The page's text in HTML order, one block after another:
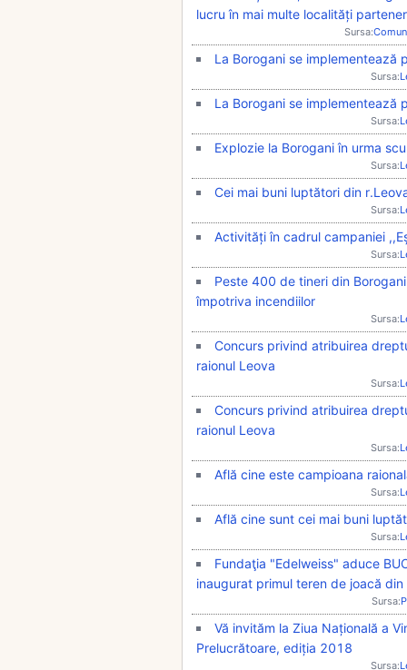
lucru în mai multe localități
Sursa:
La Borogani se implementează
Sursa:
La Borogani se implementează
Sursa:
Explozie la Borogani în urma
Sursa:
Cei mai buni luptători din
Sursa:
Activități în cadrul campaniei
Sursa:
Peste 400 de tineri din
împotriva incendiilor
Sursa:
Concurs privind atribuirea
raionul Leova
Sursa:
Concurs privind atribuirea
raionul Leova
Sursa:
Află cine este campioana
Sursa:
Află cine sunt cei mai buni
Sursa:
Fundaţia "Edelweiss" aduce
inaugurat primul teren de joacă
Sursa:
Vă invităm la Ziua Națională a
Prelucrătoare, ediția 2018
Sursa: